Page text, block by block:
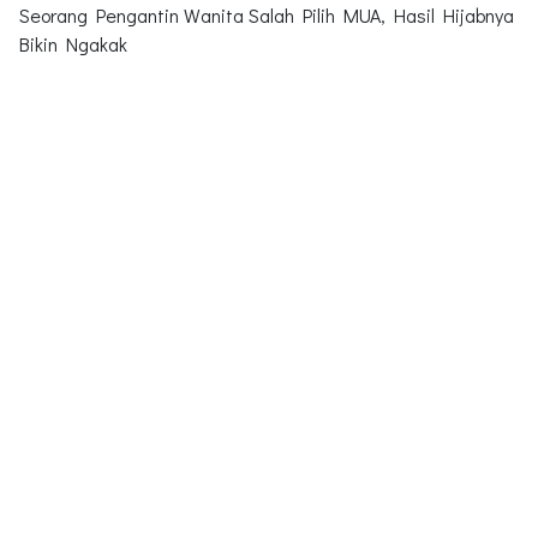
Seorang Pengantin Wanita Salah Pilih MUA, Hasil Hijabnya
Bikin Ngakak